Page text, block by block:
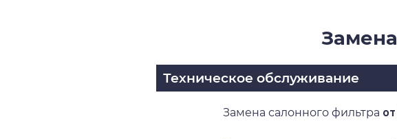
Техническое обслуживание
Замена салонного фильтра